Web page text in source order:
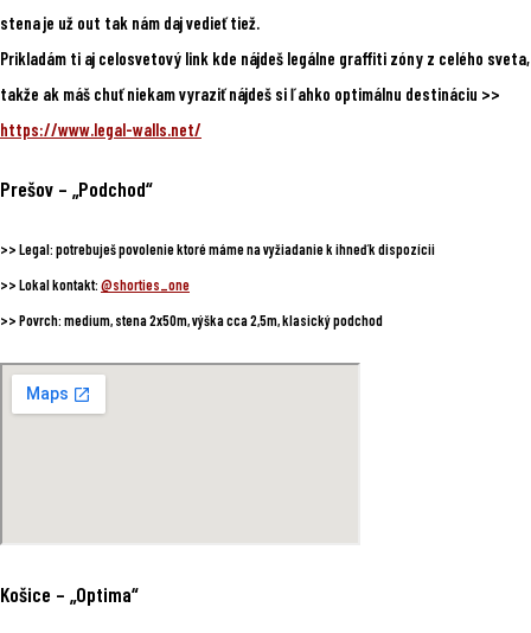
stena je už out tak nám daj vedieť tiež.
Prikladám ti aj celosvetový link kde nájdeš legálne graffiti zóny z celého sveta,
takže ak máš chuť niekam vyraziť nájdeš si ľahko optimálnu destináciu >>
https://www.legal-walls.net/
Prešov – „Podchod“
>> Legal: potrebuješ povolenie ktoré máme na vyžiadanie k ihneď k dispozícii
>> Lokal kontakt: @shorties_one
>> Povrch: medium, stena 2x50m, výška cca 2,5m, klasický podchod
Košice – „Optima“